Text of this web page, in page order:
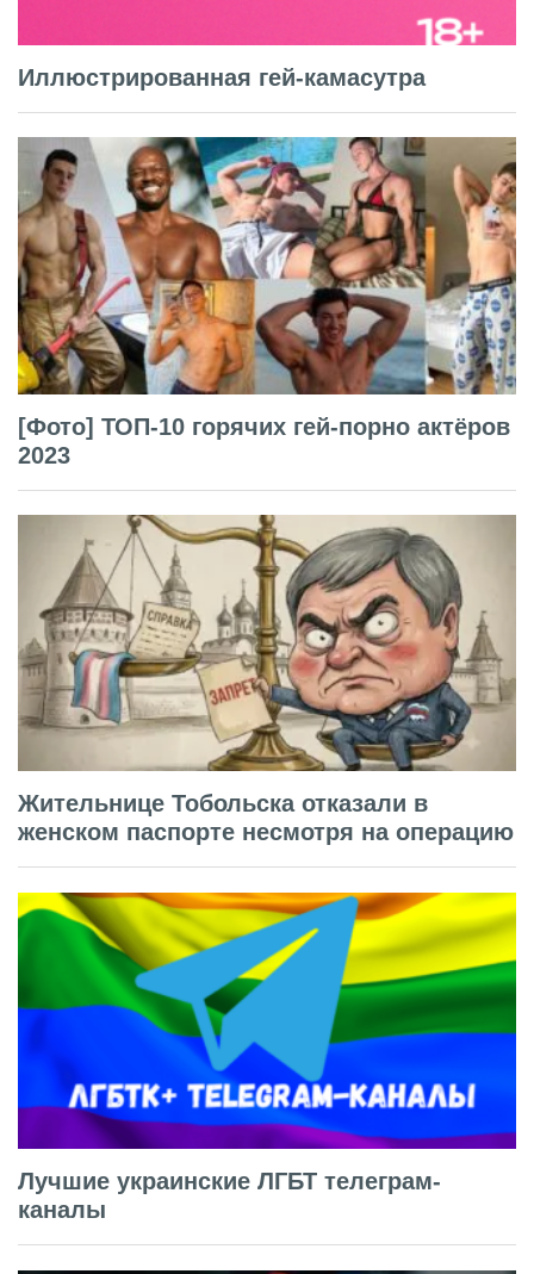
Иллюстрированная гей-камасутра
[Фото] ТОП-10 горячих гей-порно актёров
2023
Жительнице Тобольска отказали в
женском паспорте несмотря на операцию
Лучшие украинские ЛГБТ телеграм-
каналы